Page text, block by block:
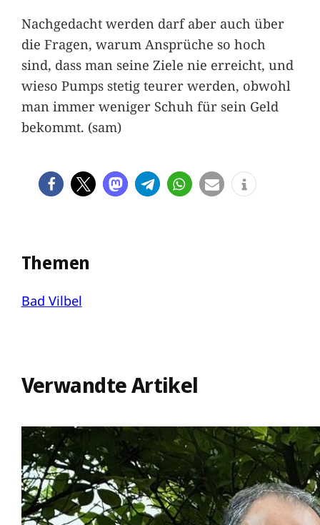
Nachgedacht werden darf aber auch über
die Fragen, warum Ansprüche so hoch
sind, dass man seine Ziele nie erreicht, und
wieso Pumps stetig teurer werden, obwohl
man immer weniger Schuh für sein Geld
bekommt. (sam)
Themen
Bad Vilbel
Verwandte Artikel